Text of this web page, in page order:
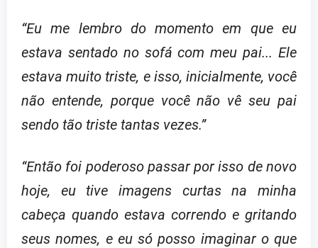
“Eu me lembro do momento em que eu
estava sentado no sofá com meu pai... Ele
estava muito triste, e isso, inicialmente, você
não entende, porque você não vê seu pai
sendo tão triste tantas vezes.”
“Então foi poderoso passar por isso de novo
hoje, eu tive imagens curtas na minha
cabeça quando estava correndo e gritando
seus nomes, e eu só posso imaginar o que